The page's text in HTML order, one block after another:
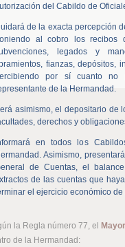
del Cabildo de
de la exacta percepción
al cobro los recibos
legados y
fianzas, depósitos,
por sí cuanto no
de la Hermandad.
asimismo, el depositario de
derechos y
en todos los
Asimismo,
de Cuentas, el
de las cuentas que
el ejercicio económico
la Regla número 77, el
de la Hermandad: